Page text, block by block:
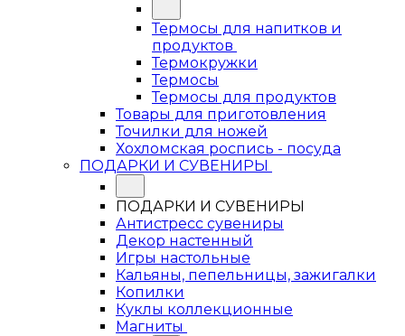
Термосы для напитков и
продуктов
Термокружки
Термосы
Термосы для продуктов
Товары для приготовления
Точилки для ножей
Хохломская роспись - посуда
ПОДАРКИ И СУВЕНИРЫ
ПОДАРКИ И СУВЕНИРЫ
Антистресс сувениры
Декор настенный
Игры настольные
Кальяны, пепельницы, зажигалки
Копилки
Куклы коллекционные
Магниты